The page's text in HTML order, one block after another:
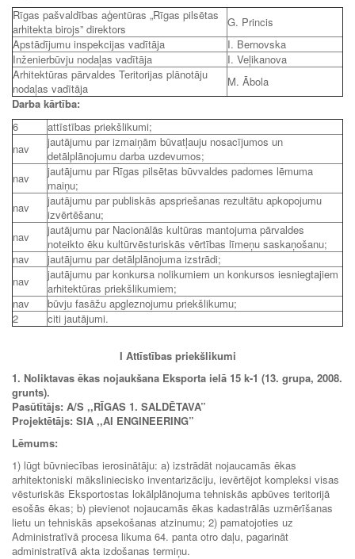
Rīgas pašvaldības aģentūras „Rīgas pilsētas
arhitekta birojs” direktors
G. Princis
Apstādījumu inspekcijas vadītāja
I. Bernovska
Inženierbūvju nodaļas vadītāja
I. Veļikanova
Arhitektūras pārvaldes Teritorijas plānotāju
nodaļas vadītāja
M. Ābola
Darba kārtība:
6
attīstības priekšlikumi;
nav
jautājumu par izmaiņām būvatļauju nosacījumos un
detālplānojumu darba uzdevumos;
nav
jautājumu par Rīgas pilsētas būvvaldes padomes lēmuma
maiņu;
nav
jautājumu par publiskās apspriešanas rezultātu apkopojumu
izvērtēšanu;
nav
jautājumu par Nacionālās kultūras mantojuma pārvaldes
noteikto ēku kultūrvēsturiskās vērtības līmeņu saskaņošanu;
nav
jautājumu par detālplānojuma izstrādi;
nav
jautājumu par konkursa nolikumiem un konkursos iesniegtajiem
arhitektūras priekšlikumiem;
nav
būvju fasāžu apgleznojumu priekšlikumu;
2
citi jautājumi.
I Attīstības priekšlikumi
1. Noliktavas ēkas nojaukšana Eksporta ielā 15 k-1 (13. grupa, 2008.
grunts).
Pasūtītājs: A/S ,,RĪGAS 1. SALDĒTAVA”
Projektētājs: SIA ,,AI ENGINEERING”
Lēmums:
1) lūgt būvniecības ierosinātāju: a) izstrādāt nojaucamās ēkas
arhitektoniski māksliniecisko inventarizāciju, ievērtējot kompleksi visas
vēsturiskās Eksportostas lokālplānojuma tehniskās apbūves teritorijā
esošās ēkas; b) pievienot nojaucamās ēkas kadastrālās uzmērīšanas
lietu un tehniskās apsekošanas atzinumu; 2) pamatojoties uz
Administratīvā procesa likuma 64. panta otro daļu, pagarināt
administratīvā akta izdošanas termiņu.